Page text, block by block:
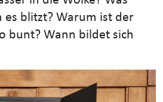
es blitzt? Warum ist der
bunt? Wann bildet sich